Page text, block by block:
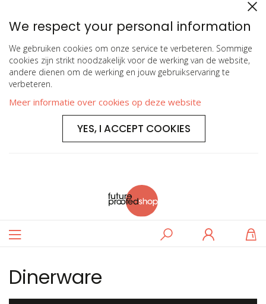
We respect your personal information
We gebruiken cookies om onze service te verbeteren. Sommige
cookies zijn strikt noodzakelijk voor de werking van de website,
andere dienen om de werking en jouw gebruikservaring te
verbeteren.
Meer informatie over cookies op deze website
YES, I ACCEPT COOKIES
Toggle
Zoeken
Dinerware